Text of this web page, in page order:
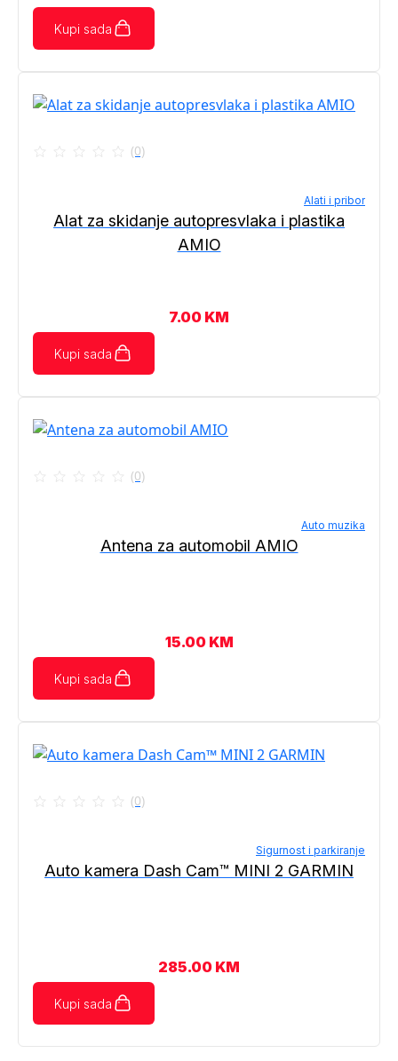
Kupi sada
(0)
Alati i pribor
Alat za skidanje autopresvlaka i plastika
AMIO
7.00 KM
Kupi sada
(0)
Auto muzika
Antena za automobil AMIO
15.00 KM
Kupi sada
(0)
Sigurnost i parkiranje
Auto kamera Dash Cam™ MINI 2 GARMIN
285.00 KM
Kupi sada